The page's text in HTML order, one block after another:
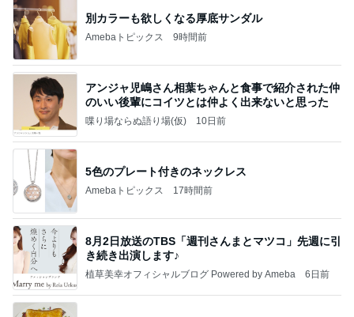
別カラーも欲しくなる厚底サンダル
Amebaトピックス 9時間前
アンジャ児嶋さん相葉ちゃんと食事で紹介された仲
のいい後輩にコイツとは仲よく出来ないと思った
喋り場ならぬ語り場(仮) 10日前
5色のプレート付きのネックレス
Amebaトピックス 17時間前
8月2日放送のTBS「週刊さんまとマツコ」先週に引
き続き出演します♪
植草美幸オフィシャルブログ Powered by Ameba 6日前